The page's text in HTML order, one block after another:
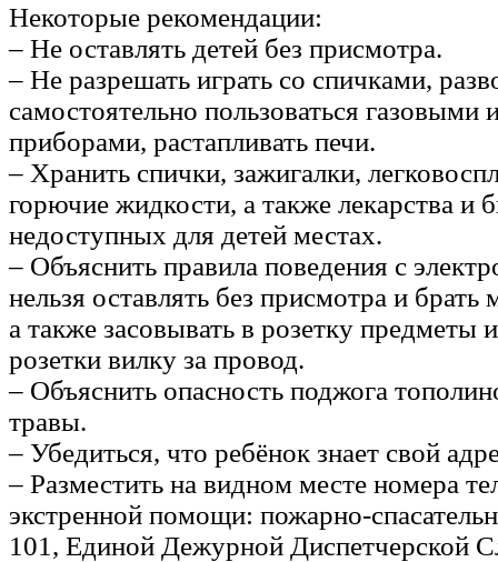
Некоторые рекомендации:
– Не оставлять детей без присмотра.
– Не разрешать играть со спичками,
самостоятельно пользоваться газовыми
приборами, растапливать печи.
– Хранить спички, зажигалки,
горючие жидкости, а также лекарства
недоступных для детей местах.
– Объяснить правила поведения с
нельзя оставлять без присмотра и
а также засовывать в розетку предметы
розетки вилку за провод.
– Объяснить опасность поджога
травы.
– Убедиться, что ребёнок знает свой
– Разместить на видном месте номера
экстренной помощи: пожарно-
101, Единой Дежурной Диспетчерской